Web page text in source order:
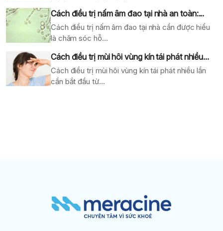
Cách điều trị nấm âm đao tại nhà an toàn:...
Cách điều trị nấm âm đao tại nhà cần được hiểu
là chăm sóc hỗ...
Cách điều trị mùi hôi vùng kín tái phát nhiều...
Cách điều trị mùi hôi vùng kín tái phát nhiều lần
cần bắt đầu từ...